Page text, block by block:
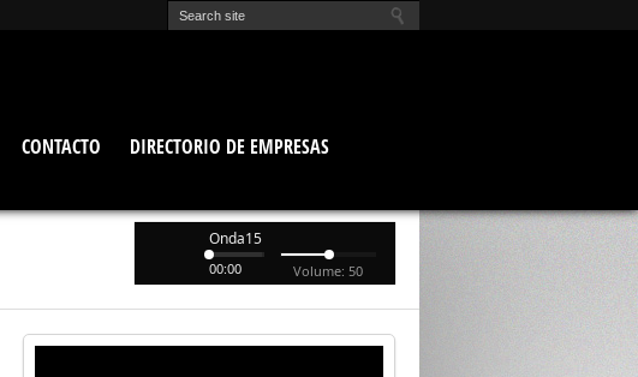
CONTACTO
DIRECTORIO DE EMPRESAS
Onda15
00:00 Volume: 50